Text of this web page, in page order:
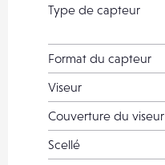
Type de capteur
Format du capteur
Viseur
Couverture du viseur
Scellé